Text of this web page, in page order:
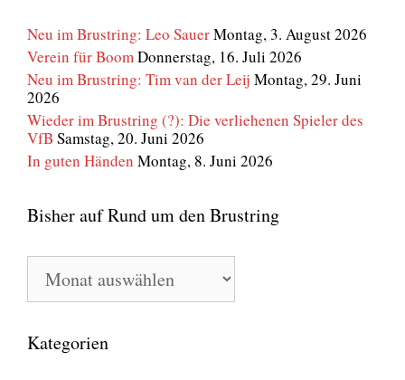
Neu im Brustring: Leo SauerMontag, 3. August 2026
Verein für Boom Donnerstag, 16. Juli 2026
Neu im Brustring: Tim van der Leij Montag, 29. Juni
2026
Wieder im Brustring (?): Die verliehenen Spieler des
VfB Samstag, 20. Juni 2026
In guten Händen Montag, 8. Juni 2026
Bisher auf Rund um den Brustring
Bisher
auf
Rund
den
Brustring
Kategorien